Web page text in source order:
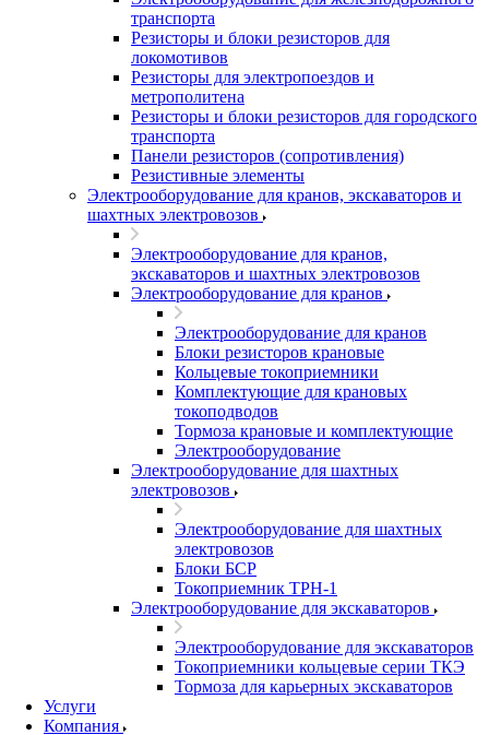
транспорта
Резисторы и блоки резисторов для
локомотивов
Резисторы для электропоездов и
метрополитена
Резисторы и блоки резисторов для городского
транспорта
Панели резисторов (сопротивления)
Резистивные элементы
Электрооборудование для кранов, экскаваторов и
шахтных электровозов
Электрооборудование для кранов,
экскаваторов и шахтных электровозов
Электрооборудование для кранов
Электрооборудование для кранов
Блоки резисторов крановые
Кольцевые токоприемники
Комплектующие для крановых
токоподводов
Тормоза крановые и комплектующие
Электрооборудование
Электрооборудование для шахтных
электровозов
Электрооборудование для шахтных
электровозов
Блоки БСР
Токоприемник ТРН-1
Электрооборудование для экскаваторов
Электрооборудование для экскаваторов
Токоприемники кольцевые серии ТКЭ
Тормоза для карьерных экскаваторов
Услуги
Компания